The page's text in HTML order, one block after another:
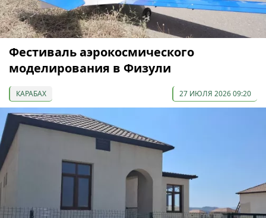
Фестиваль аэрокосмического
моделирования в Физули
КАРАБАХ 27 ИЮЛЯ 2026 09:20